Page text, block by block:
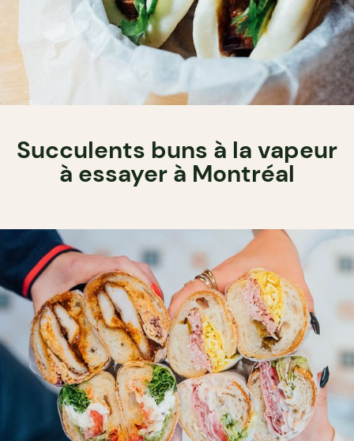
Succulents buns à la vapeur
à essayer à Montréal